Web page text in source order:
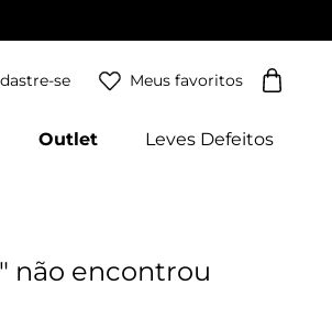
Meus favoritos
Outlet Leves Defeitos